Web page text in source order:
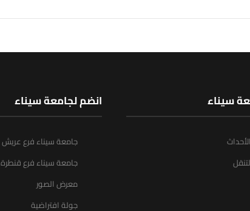
سيناء انضم لجامعة سيناء
جامعة سيناء فرع عريش
جامعة سيناء فرع قنطرة
معرض الصور
جولة افتراضية